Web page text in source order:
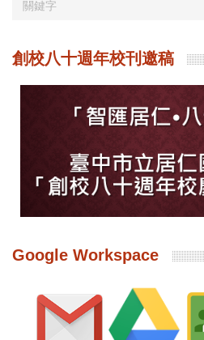
創校八十週年校刊邀稿
Google Workspace